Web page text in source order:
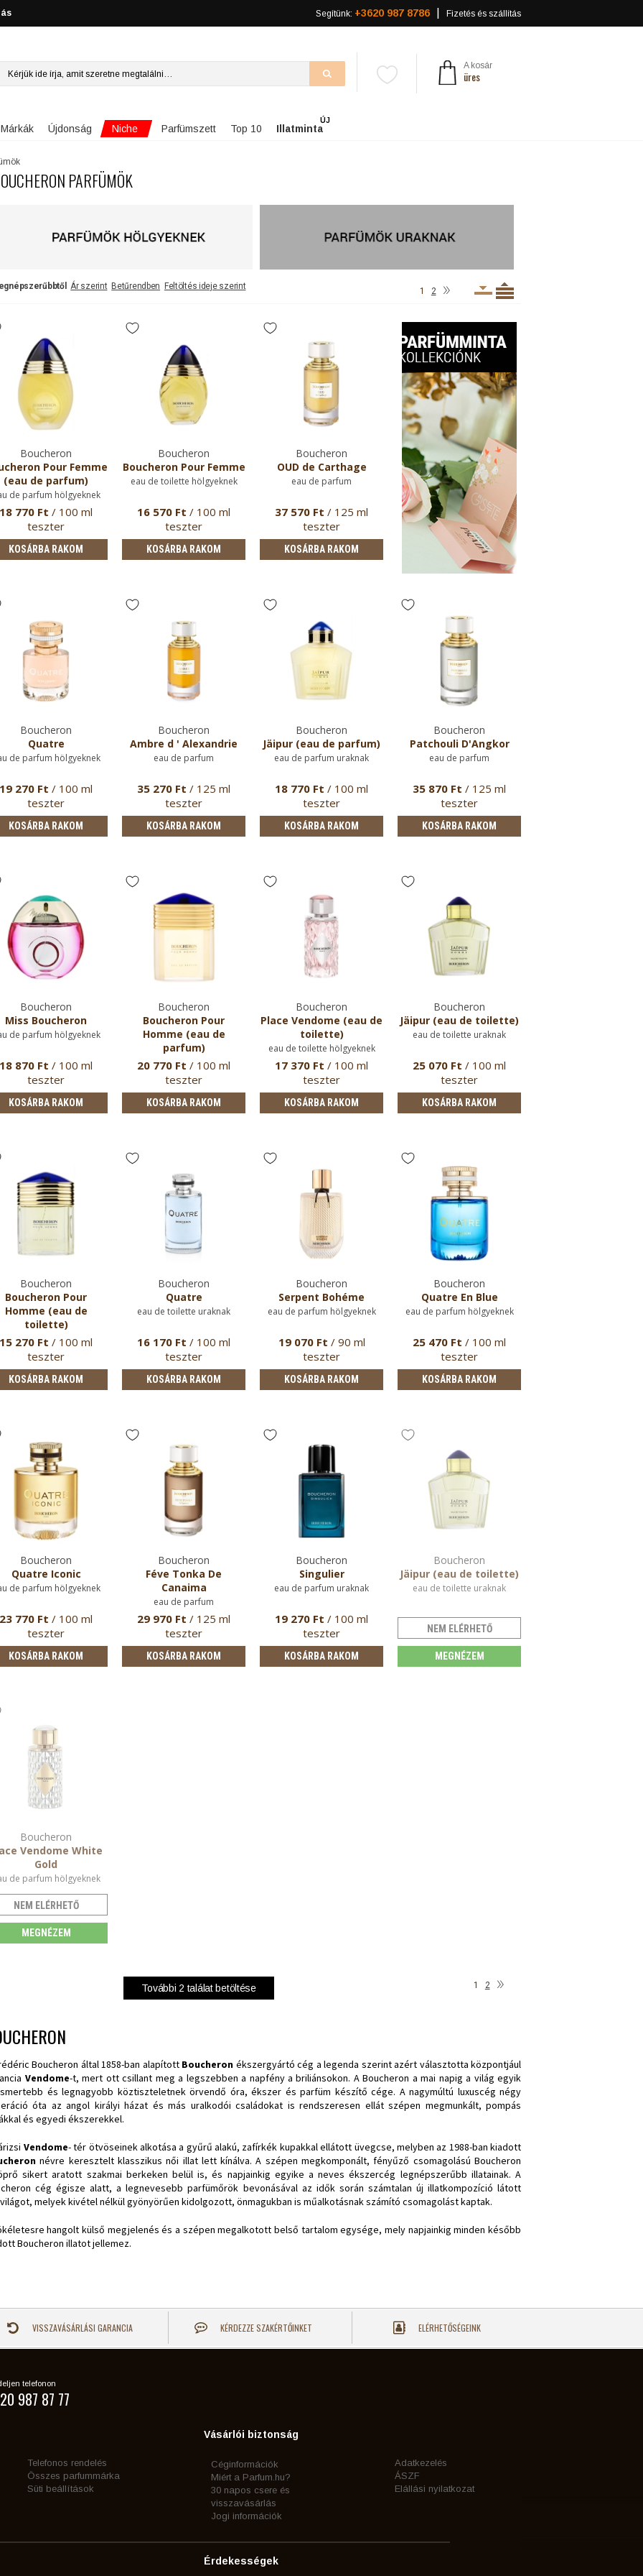
Segítünk: +3620 987 8786 Fizetés és szállítás
A kosár
üres
Márkák Újdonság Niche Parfümszett Top 10 Illatminta
ÚJ
PARFÜMÖK
Ár szerint Betűrendben Feltöltés ideje szerint 1 2 »
Boucheron
Pour Femme
(eau de parfum)
de parfum hölgyeknek
18 770 Ft / 100 ml
teszter
KOSÁRBA RAKOM
Boucheron
Boucheron Pour Femme
eau de toilette hölgyeknek
16 570 Ft / 100 ml
teszter
KOSÁRBA RAKOM
Boucheron
OUD de Carthage
eau de parfum
37 570 Ft / 125 ml
teszter
KOSÁRBA RAKOM
Boucheron
Quatre
de parfum hölgyeknek
19 270 Ft / 100 ml
teszter
KOSÁRBA RAKOM
Boucheron
Ambre d ' Alexandrie
eau de parfum
35 270 Ft / 125 ml
teszter
KOSÁRBA RAKOM
Boucheron
Jäipur (eau de parfum)
eau de parfum uraknak
18 770 Ft / 100 ml
teszter
KOSÁRBA RAKOM
Boucheron
Patchouli D'Angkor
eau de parfum
35 870 Ft / 125 ml
teszter
KOSÁRBA RAKOM
Boucheron
Miss Boucheron
de parfum hölgyeknek
18 870 Ft / 100 ml
teszter
KOSÁRBA RAKOM
Boucheron
Boucheron Pour
Homme (eau de
parfum)
eau de parfum uraknak
20 770 Ft / 100 ml
teszter
KOSÁRBA RAKOM
Boucheron
Place Vendome (eau de
toilette)
eau de toilette hölgyeknek
17 370 Ft / 100 ml
teszter
KOSÁRBA RAKOM
Boucheron
Jäipur (eau de toilette)
eau de toilette uraknak
25 070 Ft / 100 ml
teszter
KOSÁRBA RAKOM
Boucheron
Boucheron Pour
Homme (eau de
toilette)
eau de toilette uraknak
15 270 Ft / 100 ml
teszter
KOSÁRBA RAKOM
Boucheron
Quatre
eau de toilette uraknak
16 170 Ft / 100 ml
teszter
KOSÁRBA RAKOM
Boucheron
Serpent Bohéme
eau de parfum hölgyeknek
19 070 Ft / 90 ml
teszter
KOSÁRBA RAKOM
Boucheron
Quatre En Blue
eau de parfum hölgyeknek
25 470 Ft / 100 ml
teszter
KOSÁRBA RAKOM
Boucheron
Quatre Iconic
de parfum hölgyeknek
23 770 Ft / 100 ml
teszter
KOSÁRBA RAKOM
Boucheron
Féve Tonka De
Canaima
eau de parfum
29 970 Ft / 125 ml
teszter
KOSÁRBA RAKOM
Boucheron
Singulier
eau de parfum uraknak
19 270 Ft / 100 ml
teszter
KOSÁRBA RAKOM
Boucheron
Jäipur (eau de toilette)
eau de toilette uraknak
NEM ELÉRHETŐ
MEGNÉZEM
Boucheron
Vendome White
Gold
de parfum hölgyeknek
NEM ELÉRHETŐ
MEGNÉZEM
További 2 találat betöltése 1 2 »
Boucheron által 1858-ban alapított Boucheron ékszergyártó cég a legenda szerint azért választotta központjául
Vendome-t, mert ott csillant meg a legszebben a napfény a briliánsokon. A Boucheron a mai napig a világ egyik
és legnagyobb köztiszteletnek örvendő óra, ékszer és parfüm készítő cége. A nagymúltú luxuscég négy
óta az angol királyi házat és más uralkodói családokat is rendszeresen ellát szépen megmunkált, pompás
és egyedi ékszerekkel.
Vendome- tér ötvöseinek alkotása a gyűrű alakú, zafírkék kupakkal ellátott üvegcse, melyben az 1988-ban kiadott
névre keresztelt klasszikus női illat lett kínálva. A szépen megkomponált, fényűző csomagolású Boucheron
sikert aratott szakmai berkeken belül is, és napjainkig egyike a neves ékszercég legnépszerűbb illatainak. A
cég égisze alatt, a legnevesebb parfümőrök bevonásával az idők során számtalan új illatkompozíció látott
melyek kivétel nélkül gyönyörűen kidolgozott, önmagukban is műalkotásnak számító csomagolást kaptak.
hangolt külső megjelenés és a szépen megalkotott belső tartalom egysége, mely napjainkig minden később
Boucheron illatot jellemez.
VISSZAVÁSÁRLÁSI GARANCIA KÉRDEZZE SZAKÉRTŐINKET ELÉRHETŐSÉGEINK
telefonon
987 87 77
Telefonos rendelés
Összes parfummárka
Süti beállítások
Vásárlói biztonság
Céginformációk
Miért a Parfum.hu?
30 napos csere és
visszavásárlás
Jogi információk
Adatkezelés
ÁSZF
Elállási nyilatkozat
Érdekességek